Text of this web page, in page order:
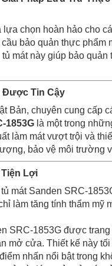
lựa chọn hoàn hảo cho
bảo quản thực
mát này giúp bảo
Được Tin Cậy
Bản, chuyên cung cấp
1853G là một trong
làm mát vượt trội và
bảo vệ môi trường
Tiện Lợi
mát Sanden SRC-
làm tăng tính thẩm mỹ
SRC-1853G được
mở cửa. Thiết kế này
nhấn nổi bật trong